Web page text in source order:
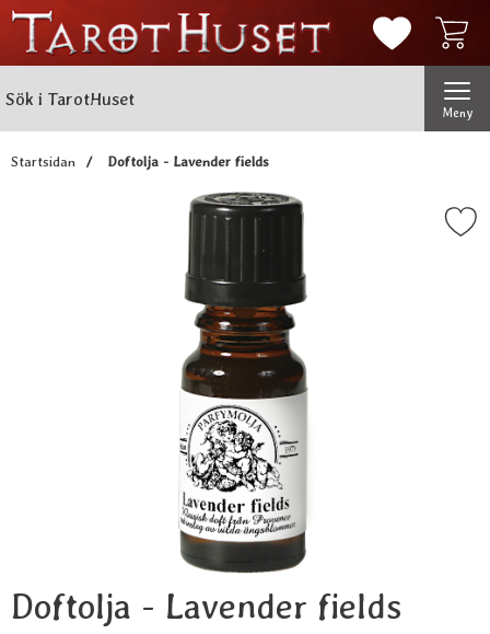
Mina
Meny
Startsidan Doftolja - Lavender fields
Markera doftolja -
Doftolja - Lavender fields